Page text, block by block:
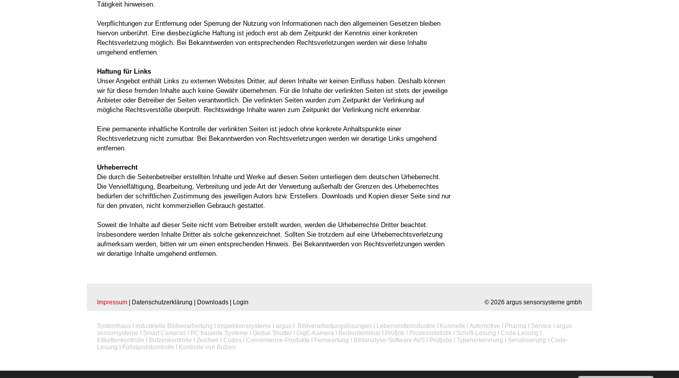
Tätigkeit hinweisen.
Verpflichtungen zur Entfernung oder Sperrung der Nutzung von Informationen nach den allgemeinen Gesetzen bleiben
hiervon unberührt. Eine diesbezügliche Haftung ist jedoch erst ab dem Zeitpunkt der Kenntnis einer konkreten
Rechtsverletzung möglich. Bei Bekanntwerden von entsprechenden Rechtsverletzungen werden wir diese Inhalte
umgehend entfernen.
Haftung für Links
Unser Angebot enthält Links zu externen Websites Dritter, auf deren Inhalte wir keinen Einfluss haben. Deshalb können
wir für diese fremden Inhalte auch keine Gewähr übernehmen. Für die Inhalte der verlinkten Seiten ist stets der jeweilige
Anbieter oder Betreiber der Seiten verantwortlich. Die verlinkten Seiten wurden zum Zeitpunkt der Verlinkung auf
mögliche Rechtsverstöße überprüft. Rechtswidrige Inhalte waren zum Zeitpunkt der Verlinkung nicht erkennbar.
Eine permanente inhaltliche Kontrolle der verlinkten Seiten ist jedoch ohne konkrete Anhaltspunkte einer
Rechtsverletzung nicht zumutbar. Bei Bekanntwerden von Rechtsverletzungen werden wir derartige Links umgehend
entfernen.
Urheberrecht
Die durch die Seitenbetreiber erstellten Inhalte und Werke auf diesen Seiten unterliegen dem deutschen Urheberrecht.
Die Vervielfältigung, Bearbeitung, Verbreitung und jede Art der Verwertung außerhalb der Grenzen des Urheberrechtes
bedürfen der schriftlichen Zustimmung des jeweiligen Autors bzw. Erstellers. Downloads und Kopien dieser Seite sind nur
für den privaten, nicht kommerziellen Gebrauch gestattet.
Soweit die Inhalte auf dieser Seite nicht vom Betreiber erstellt wurden, werden die Urheberrechte Dritter beachtet.
Insbesondere werden Inhalte Dritter als solche gekennzeichnet. Sollten Sie trotzdem auf eine Urheberrechtsverletzung
aufmerksam werden, bitten wir um einen entsprechenden Hinweis. Bei Bekanntwerden von Rechtsverletzungen werden
wir derartige Inhalte umgehend entfernen.
Impressum Datenschutzerklärung Downloads Login © 2026 argus sensorsysteme gmbh
Systemhaus I industrielle Bildverarbeitung I Inspektionssysteme I argus I Bildverarbeitungslösungen I Lebensmittelindustrie I Kosmetik I Automotive I Pharma I Service I argus
sensorsysteme I Smart Cameras I PC basierte Systeme I Global Shutter I GigE-Kamera I
Bedienterminal
I Prüfjob I Prozessstatistik I Schrift-Lesung I Code-Lesung I
Etikettenkontrolle I Butzenkontrolle I Zeichen I Codes I Convenience-Produkte I Fernwartung I Bildanalyse-Software AVS I Prüfjobs I Typenerkennung I Serialisierung I Code-
Lesung I Füllstandskontrolle I Kontrolle von Butzen